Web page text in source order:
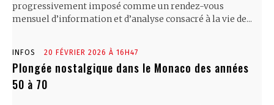
progressivement imposé comme un rendez-vous
mensuel d’information et d’analyse consacré à la vie de...
INFOS 20 FÉVRIER 2026 À 16H47
Plongée nostalgique dans le Monaco des années
50 à 70